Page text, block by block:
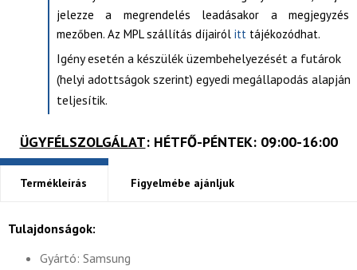
jelezze a megrendelés leadásakor a megjegyzés
mezőben. Az MPL szállítás díjairól itt tájékozódhat.
Igény esetén a készülék üzembehelyezését a futárok
(helyi adottságok szerint) egyedi megállapodás alapján
teljesítik.
ÜGYFÉLSZOLGÁLAT: HÉTFŐ-PÉNTEK: 09:00-16:00
Termékleírás Figyelmébe ajánljuk
Tulajdonságok:
Gyártó: Samsung